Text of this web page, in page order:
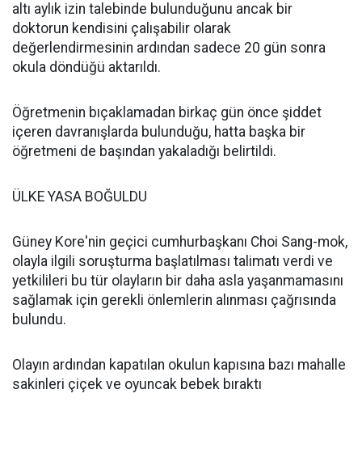
altı aylık izin talebinde bulunduğunu ancak bir
doktorun kendisini çalışabilir olarak
değerlendirmesinin ardından sadece 20 gün sonra
okula döndüğü aktarıldı.
Öğretmenin bıçaklamadan birkaç gün önce şiddet
içeren davranışlarda bulunduğu, hatta başka bir
öğretmeni de başından yakaladığı belirtildi.
ÜLKE YASA BOĞULDU
Güney Kore'nin geçici cumhurbaşkanı Choi Sang-mok,
olayla ilgili soruşturma başlatılması talimatı verdi ve
yetkilileri bu tür olayların bir daha asla yaşanmamasını
sağlamak için gerekli önlemlerin alınması çağrısında
bulundu.
Olayın ardından kapatılan okulun kapısına bazı mahalle
sakinleri çiçek ve oyuncak bebek bıraktı